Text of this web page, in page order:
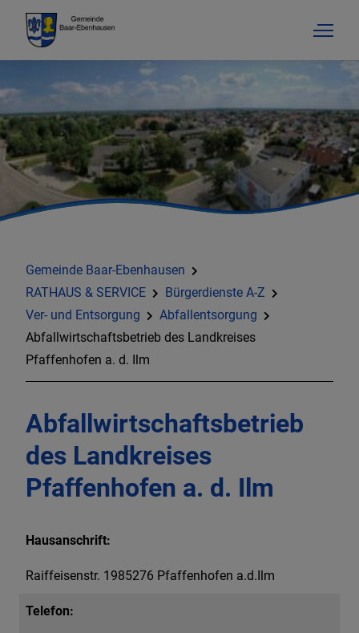
Gemeinde Baar-Ebenhausen
RATHAUS & SERVICE
Bürgerdienste A-Z
Ver- und Entsorgung
Abfallentsorgung
Abfallwirtschaftsbetrieb des Landkreises
Pfaffenhofen a. d. Ilm
Abfallwirtschaftsbetrieb
des Landkreises
Pfaffenhofen a. d. Ilm
Hausanschrift:
Raiffeisenstr. 1985276 Pfaffenhofen a.d.Ilm
Telefon: